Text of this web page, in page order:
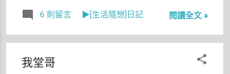
後，好像有
模糊，但是
道該用什麼
形容詞形容
她好。 我
6 則留言 ▶[生活隨想]日記 閱讀全文 »
我堂哥